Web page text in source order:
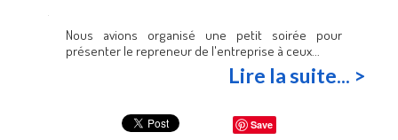
Nous avions organisé une petit soirée pour
présenter le repreneur de l'entreprise à ceux...
Lire la suite... >
Save